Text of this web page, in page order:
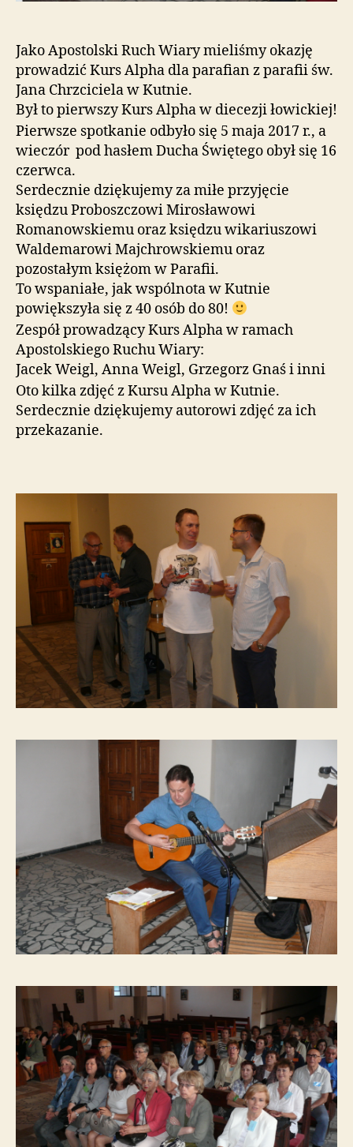
Jako Apostolski Ruch Wiary mieliśmy okazję
prowadzić Kurs Alpha dla parafian z parafii św.
Jana Chrzciciela w Kutnie.
Był to pierwszy Kurs Alpha w diecezji łowickiej!
Pierwsze spotkanie odbyło się 5 maja 2017 r., a
wieczór pod hasłem Ducha Świętego obył się 16
czerwca.
Serdecznie dziękujemy za miłe przyjęcie
księdzu Proboszczowi Mirosławowi
Romanowskiemu oraz księdzu wikariuszowi
Waldemarowi Majchrowskiemu oraz
pozostałym księżom w Parafii.
To wspaniałe, jak wspólnota w Kutnie
powiększyła się z 40 osób do 80!
Zespół prowadzący Kurs Alpha w ramach
Apostolskiego Ruchu Wiary:
Jacek Weigl, Anna Weigl, Grzegorz Gnaś i inni
Oto kilka zdjęć z Kursu Alpha w Kutnie.
Serdecznie dziękujemy autorowi zdjęć za ich
przekazanie.